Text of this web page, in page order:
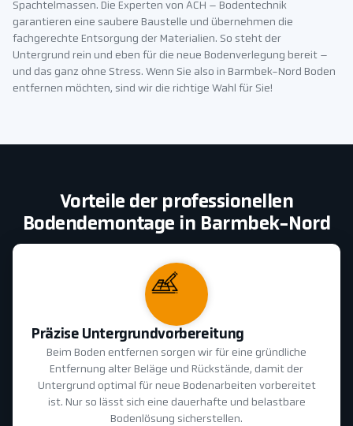
Spachtelmassen. Die Experten von ACH – Bodentechnik
garantieren eine saubere Baustelle und übernehmen die
fachgerechte Entsorgung der Materialien. So steht der
Untergrund rein und eben für die neue Bodenverlegung bereit –
und das ganz ohne Stress. Wenn Sie also in Barmbek-Nord Boden
entfernen möchten, sind wir die richtige Wahl für Sie!
Vorteile der professionellen
Bodendemontage in Barmbek-Nord
Präzise Untergrundvorbereitung
Beim Boden entfernen sorgen wir für eine gründliche
Entfernung alter Beläge und Rückstände, damit der
Untergrund optimal für neue Bodenarbeiten vorbereitet
ist. Nur so lässt sich eine dauerhafte und belastbare
Bodenlösung sicherstellen.